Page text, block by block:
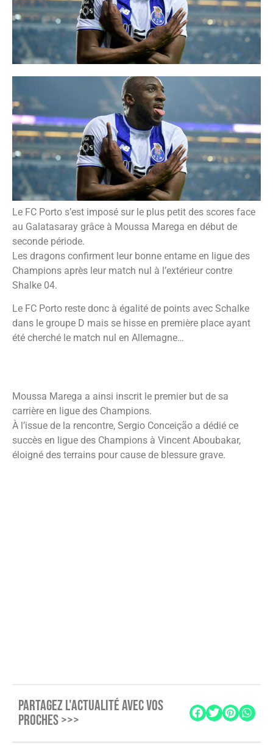
Le FC Porto s’est imposé sur le plus petit des scores face
au Galatasaray grâce à Moussa Marega en début de
seconde période.
Les dragons confirment leur bonne entame en ligue des
Champions après leur match nul à l’extérieur contre
Shalke 04.
Le FC Porto reste donc à égalité de points avec Schalke
dans le groupe D mais se hisse en première place ayant
été cherché le match nul en Allemagne…
Moussa Marega a ainsi inscrit le premier but de sa
carrière en ligue des Champions.
À l’issue de la rencontre, Sergio Conceição a dédié ce
succès en ligue des Champions à Vincent Aboubakar,
éloigné des terrains pour cause de blessure grave.
PARTAGEZ L'ACTUALITÉ AVEC VOS
PROCHES >>>